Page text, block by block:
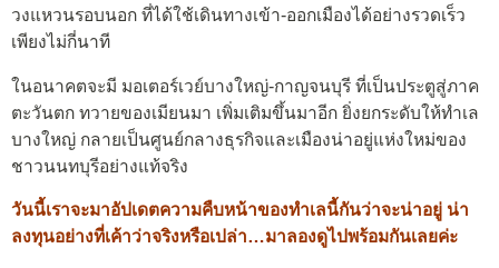
วงแหวนรอบนอก ที่ได้ใช้เดินทางเข้า-ออกเมืองได้อย่างรวดเร็ว
เพียงไม่กี่นาที
ในอนาคตจะมี มอเตอร์เวย์บางใหญ่-กาญจนบุรี ที่เป็นประตูสู่ภาค
ตะวันตก ทวายของเมียนมา เพิ่มเติมขึ้นมาอีก ยิ่งยกระดับให้ทำเล
บางใหญ่ กลายเป็นศูนย์กลางธุรกิจและเมืองน่าอยู่แห่งใหม่ของ
ชาวนนทบุรีอย่างแท้จริง
วันนี้เราจะมาอัปเดตความคืบหน้าของทำเลนี้กันว่าจะน่าอยู่ น่า
ลงทุนอย่างที่เค้าว่าจริงหรือเปล่า…มาลองดูไปพร้อมกันเลยค่ะ